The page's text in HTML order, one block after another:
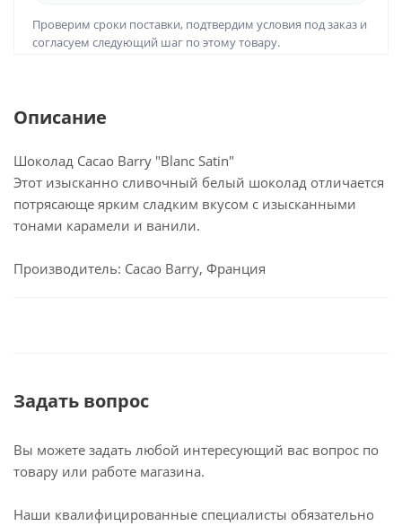
Проверим сроки поставки, подтвердим условия под заказ и
согласуем следующий шаг по этому товару.
Описание
Шоколад Cacao Barry "Blanc Satin"
Этот изысканно сливочный белый шоколад отличается
потрясающе ярким сладким вкусом с изысканными
тонами карамели и ванили.
Производитель: Cacao Barry, Франция
Задать вопрос
Вы можете задать любой интересующий вас вопрос по
товару или работе магазина.
Наши квалифицированные специалисты обязательно